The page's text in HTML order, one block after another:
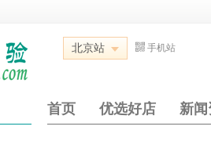
北京站 手机站
首页 优选好店 新闻